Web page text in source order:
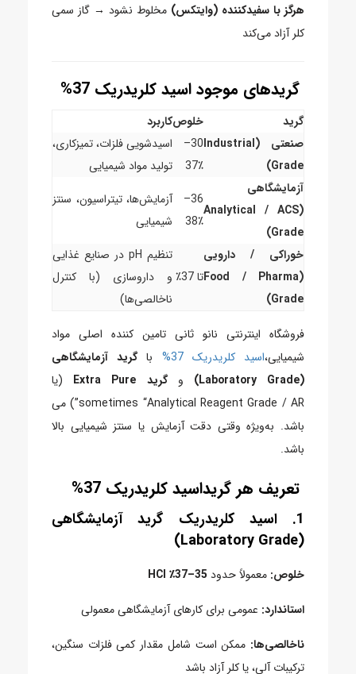
هرگز با سفیدکننده (وایتکس) مخلوط نشود → گاز سمی
کلر آزاد می‌کند
گریدهای موجود اسید کلریدریک 37%
گرید خلوصکاربرد
صنعتی (Industrial
Grade)
30–
37٪
اسیدشویی فلزات، تمیزکاری،
تولید مواد شیمیایی
آزمایشگاهی
(Analytical / ACS
Grade)
36–
38٪
آزمایش‌ها، تیتراسیون، سنتز
شیمیایی
خوراکی / دارویی
(Food / Pharma
Grade)
تا 37٪
تنظیم pH در صنایع غذایی
و داروسازی (با کنترل
ناخالصی‌ها)
فروشگاه اینترنتی نانو ثانی تامین کننده اصلی مواد
شیمیایی،اسید کلریدریک 37% باگرید آزمایشگاهی
(Laboratory Grade)
وگرید Extra Pure
(یا
sometimes “Analytical Reagent Grade / AR”) می
باشد. به‌ویژه وقتی دقت آزمایش یا سنتز شیمیایی بالا
باشد.
تعریف هر گریداسید کلریدریک 37%
1.
اسید کلریدریک گرید آزمایشگاهی
(Laboratory Grade)
خلوص: معمولاً حدود 35–37٪ HCl
استاندارد: عمومی برای کارهای آزمایشگاهی معمولی
ناخالصی‌ها: ممکن است شامل مقدار کمی فلزات سنگین،
ترکیبات آلی، یا کلر آزاد باشد